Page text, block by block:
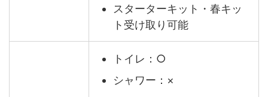
スターターキット・春キッ
ト受け取り可能
トイレ：○
シャワー：×